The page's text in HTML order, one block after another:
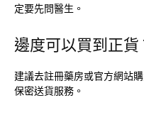
定要先問醫生。
邊度可以買到正貨
建議去註冊藥房或官方網站
保密送貨服務。